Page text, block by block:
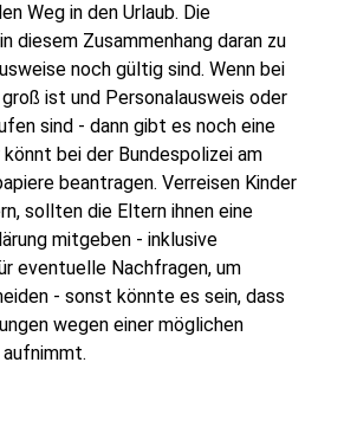
Weg in den Urlaub. Die
diesem Zusammenhang daran zu
noch gültig sind. Wenn bei
ist und Personalausweis oder
sind - dann gibt es noch eine
bei der Bundespolizei am
beantragen. Verreisen Kinder
sollten die Eltern ihnen eine
mitgeben - inklusive
eventuelle Nachfragen, um
- sonst könnte es sein, dass
wegen einer möglichen